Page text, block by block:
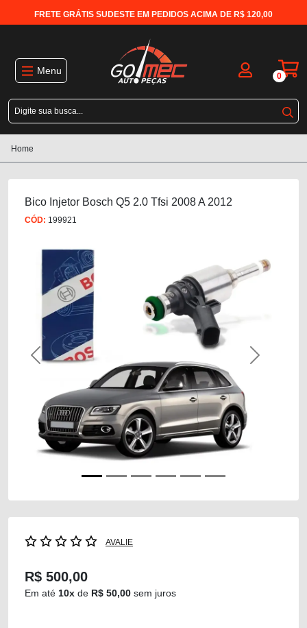
FRETE GRÁTIS SUDESTE EM PEDIDOS ACIMA DE R$ 120,00
Menu 0
Home
Bico Injetor Bosch Q5 2.0 Tfsi 2008 A 2012
CÓD: 199921
Previous Next
AVALIE
R$ 500,00
Em até 10x de R$ 50,00 sem juros